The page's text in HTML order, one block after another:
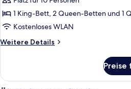
1 King-Bett, 2 Queen-Betten und 1
Kostenloses WLAN
Weitere Details
Weitere
Apartment
Preise